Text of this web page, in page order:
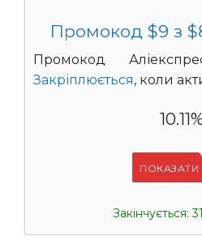
Промокод $9 з
Промокод
Закріплюється, коли
ПОКАЗАТИ
Закінчується: